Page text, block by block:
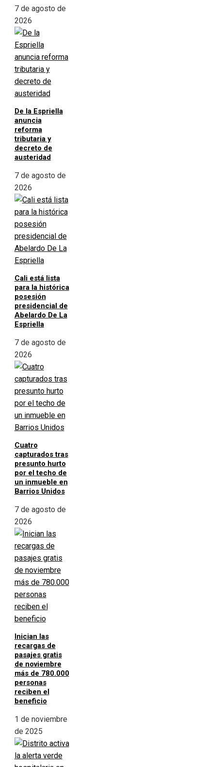
7 de agosto de
2026
De la Espriella
anuncia
reforma
tributaria y
decreto de
austeridad
7 de agosto de
2026
Cali está lista
para la histórica
posesión
presidencial de
Abelardo De La
Espriella
7 de agosto de
2026
Cuatro
capturados tras
presunto hurto
por el techo de
un inmueble en
Barrios Unidos
7 de agosto de
2026
Inician las
recargas de
pasajes gratis
de noviembre
más de 780.000
personas
reciben el
beneficio
1 de noviembre
de 2025